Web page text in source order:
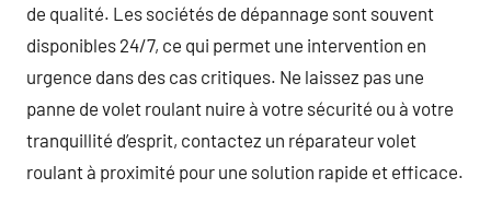
de qualité. Les sociétés de dépannage sont souvent
disponibles 24/7, ce qui permet une intervention en
urgence dans des cas critiques. Ne laissez pas une
panne de volet roulant nuire à votre sécurité ou à votre
tranquillité d’esprit, contactez un réparateur volet
roulant à proximité pour une solution rapide et efficace.